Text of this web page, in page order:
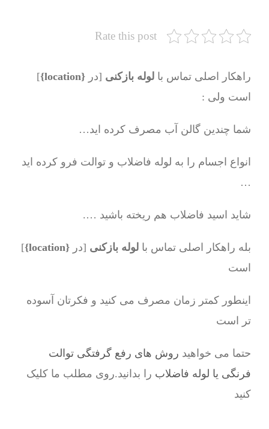
Rate this post
راهکار اصلی تماس با لوله بازکنی [در {location}
]
است ولی :
شما چندین گالن آب مصرف کرده اید…
انواع اجسام را به لوله فاضلاب و توالت فرو کرده اید
…
شاید اسید فاضلاب هم ریخته باشید ….
بله راهکار اصلی تماس با لوله بازکنی [در {location}
]
است
اینطور کمتر زمان مصرف می کنید و فکرتان آسوده
تر است
حتما می خواهید روش های رفع گرفتگی توالت
فرنگی یا لوله فاضلاب را بدانید.روی مطلب ما کلیک
کنید